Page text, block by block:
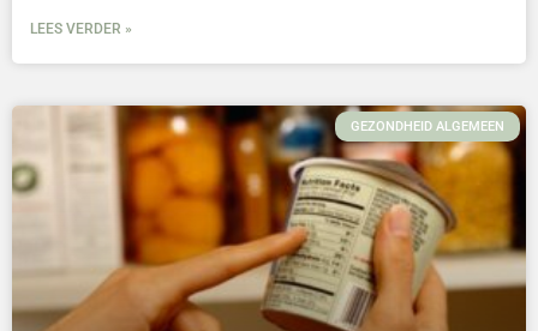
LEES VERDER »
GEZONDHEID ALGEMEEN